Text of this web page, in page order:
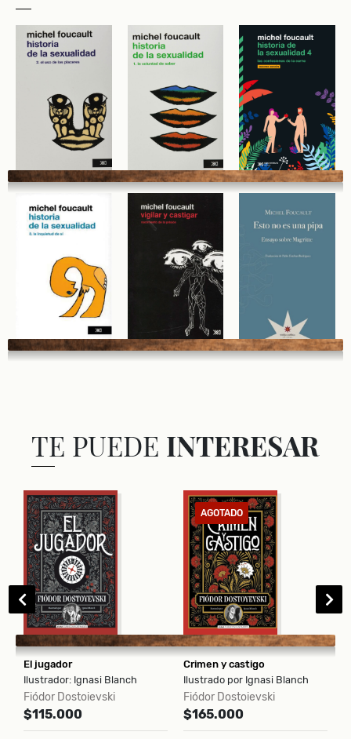
TE PUEDE INTERESAR
El jugador
Ilustrador: Ignasi Blanch
Fiódor Dostoievski
$115.000
AGOTADO
Crimen y castigo
Ilustrado por Ignasi Blanch
Fiódor Dostoievski
$165.000